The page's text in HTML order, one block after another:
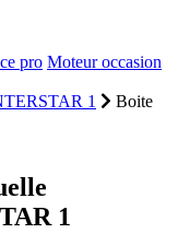
pro Moteur occasion
1
Boite
1